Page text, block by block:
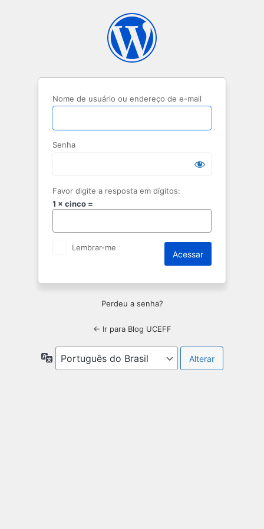
Nome de usuário ou endereço de e-mail
Senha
Favor digite a resposta em dígitos:
1 × cinco =
Lembrar-me
Perdeu a senha?
← Ir para Blog UCEFF
Idioma